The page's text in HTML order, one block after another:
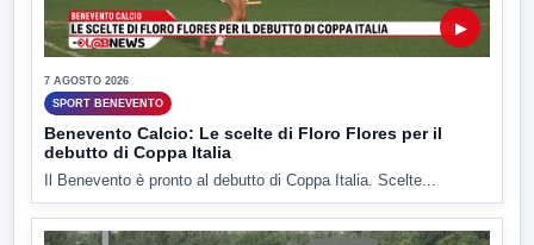
▶
7 AGOSTO 2026
SPORT BENEVENTO
Benevento Calcio: Le scelte di Floro Flores per il
debutto di Coppa Italia
Il Benevento è pronto al debutto di Coppa Italia. Scelte...